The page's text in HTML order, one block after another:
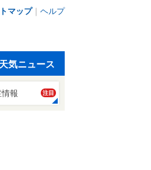
マップ｜ ヘルプ
天気ニュース
報 注目